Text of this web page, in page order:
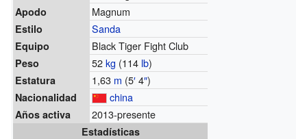
Apodo Magnum
Estilo Sanda
Equipo Black Tiger Fight Club
Peso 52kg (114 lb)
Estatura 1,63 m (5′4″)
Nacionalidad china
Años activa 2013-presente
Estadísticas